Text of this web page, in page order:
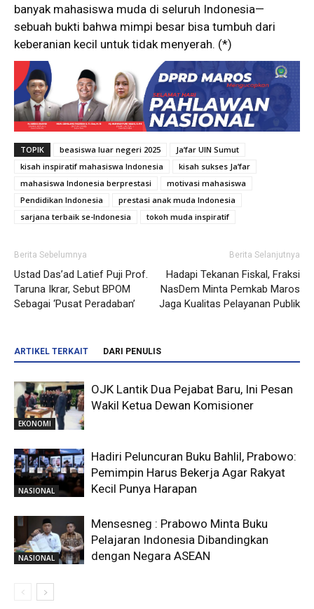
banyak mahasiswa muda di seluruh Indonesia—
sebuah bukti bahwa mimpi besar bisa tumbuh dari
keberanian kecil untuk tidak menyerah. (*)
TOPIK beasiswa luar negeri 2025
Ja’far UIN Sumut
kisah inspiratif mahasiswa Indonesia
kisah sukses Ja’far
mahasiswa Indonesia berprestasi
motivasi mahasiswa
Pendidikan Indonesia
prestasi anak muda Indonesia
sarjana terbaik se-Indonesia
tokoh muda inspiratif
Berita Sebelumnya
Ustad Das’ad Latief Puji Prof.
Taruna Ikrar, Sebut BPOM
Sebagai ‘Pusat Peradaban’
Berita Selanjutnya
Hadapi Tekanan Fiskal, Fraksi
NasDem Minta Pemkab Maros
Jaga Kualitas Pelayanan Publik
ARTIKEL TERKAIT DARI PENULIS
EKONOMI
OJK Lantik Dua Pejabat Baru, Ini Pesan
Wakil Ketua Dewan Komisioner
NASIONAL
Hadiri Peluncuran Buku Bahlil, Prabowo:
Pemimpin Harus Bekerja Agar Rakyat
Kecil Punya Harapan
NASIONAL
Mensesneg : Prabowo Minta Buku
Pelajaran Indonesia Dibandingkan
dengan Negara ASEAN